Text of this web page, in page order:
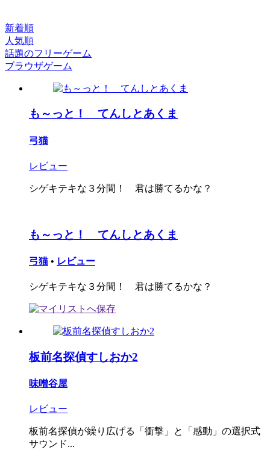
新着順
人気順
話題のフリーゲーム
ブラウザゲーム
も～っと！ てんしとあくま
弓猫
レビュー
シゲキテキな３分間！ 君は勝てるかな？
も～っと！ てんしとあくま
弓猫 • レビュー
シゲキテキな３分間！ 君は勝てるかな？
板前名探偵すしおか2
味噌谷屋
レビュー
板前名探偵が繰り広げる「衝撃」と「感動」の選択式
サウンド...